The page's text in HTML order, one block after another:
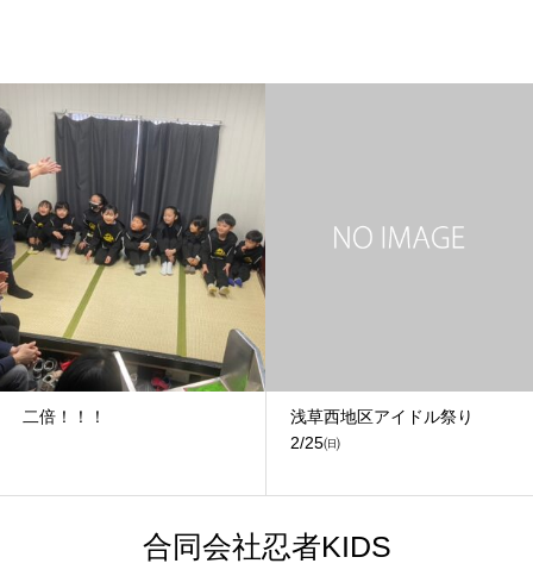
二倍！！！
浅草西地区アイドル祭り
2/25㈰
合同会社忍者KIDS